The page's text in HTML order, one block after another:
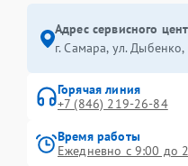
Адрес сервисного
г. Самара, ул. Дыбенко,
Горячая линия
+7 (846) 219-26-84
Время работы
Ежедневно с 9:00 до